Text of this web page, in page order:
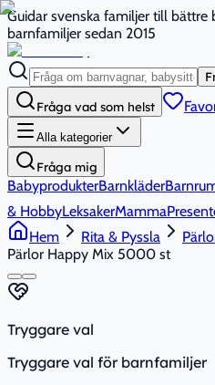
Guidar svenska familjer till bättre
barnfamiljer sedan 2015
Fråga vad som helst
Alla kategorier
Fråga mig
BabyprodukterBarnkläder
& HobbyLeksakerMamma
Hem
Rita & Pyssla
Pärlor Happy Mix 5000 st
Tryggare val
Tryggare val för barnfamiljer